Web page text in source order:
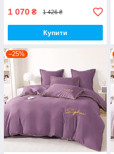
1 070 ₴ 1 426 ₴
Купити
–25%